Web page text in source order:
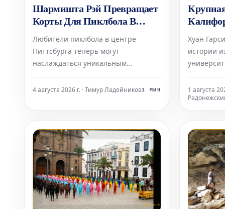
Шармишта Рэй Превращает
Корты Для Пиклбола В
Потрясающие Произведения
Искусства
Любители пиклбола в центре
Питтсбурга теперь могут
наслаждаться уникальным
время игры. Художница Шармишта
встречается с искусством. Её новая
инсталляция под названием «Ге
4 августа 2026 г. · Тимур Ладейников1 МИН
одной
Хуан
истории
оставил
1 августа